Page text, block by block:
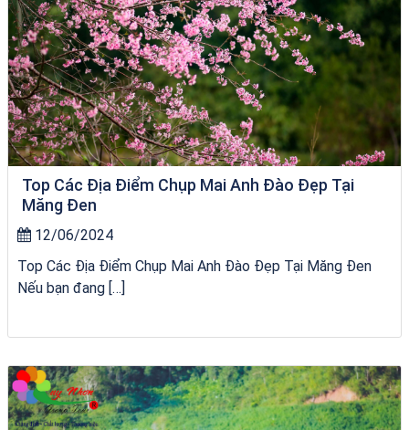
Top Các Địa Điểm Chụp Mai Anh Đào Đẹp Tại
Măng Đen
12/06/2024
Top Các Địa Điểm Chụp Mai Anh Đào Đẹp Tại Măng Đen
Nếu bạn đang […]
Homestay Đẹp Tại Măng Đen